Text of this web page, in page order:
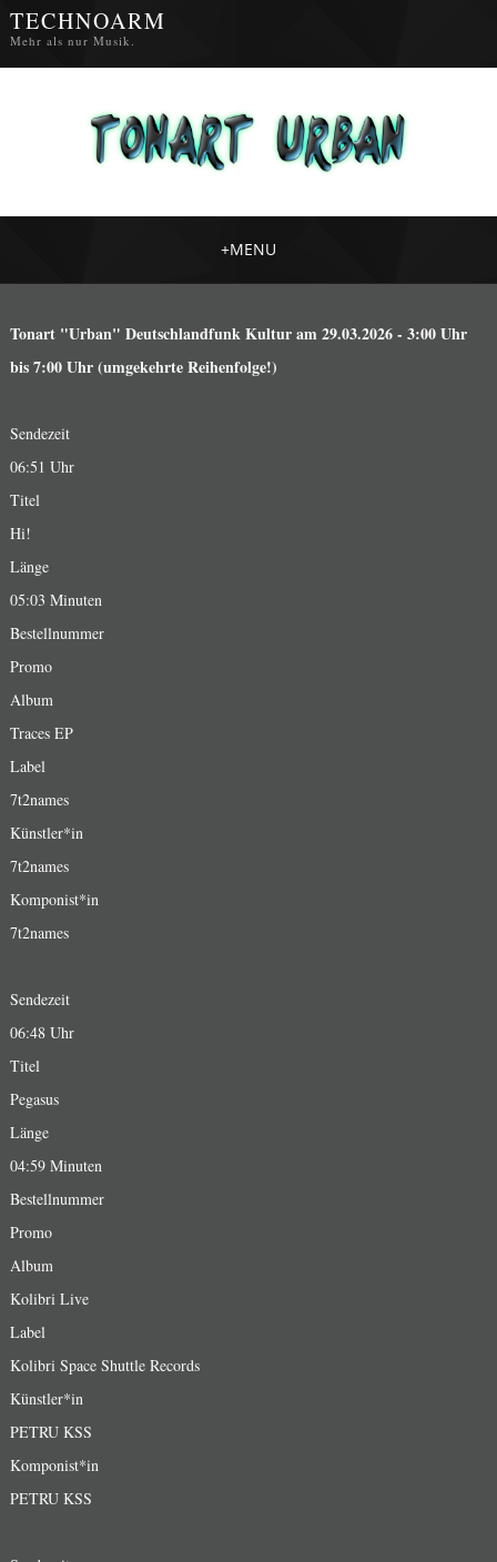
TECHNOARM
Mehr als nur Musik.
+MENU
Tonart "Urban" Deutschlandfunk Kultur am 29.03.2026 - 3:00 Uhr
bis 7:00 Uhr (umgekehrte Reihenfolge!)
Sendezeit
06:51 Uhr
Titel
Hi!
Länge
05:03 Minuten
Bestellnummer
Promo
Album
Traces EP
Label
7t2names
Künstler*in
7t2names
Komponist*in
7t2names
Sendezeit
06:48 Uhr
Titel
Pegasus
Länge
04:59 Minuten
Bestellnummer
Promo
Album
Kolibri Live
Label
Kolibri Space Shuttle Records
Künstler*in
PETRU KSS
Komponist*in
PETRU KSS